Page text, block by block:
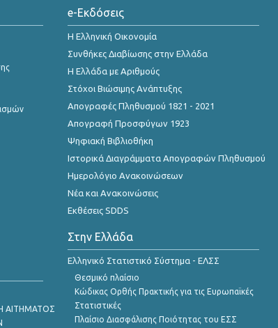
ΑΙΤΗΜΑΤΟΣ
e-Εκδόσεις
Η Ελληνική Οικονομία
Συνθήκες Διαβίωσης στην Ελλάδα
Η Ελλάδα με Αριθμούς
Στόχοι Βιώσιμης Ανάπτυξης
Απογραφές Πληθυσμού 1821 - 2021
Απογραφή Προσφύγων 1923
Ψηφιακή Βιβλιοθήκη
Ιστορικά Διαγράμματα Απογραφών Πληθυσμού
Ημερολόγιο Ανακοινώσεων
Νέα και Ανακοινώσεις
Εκθέσεις SDDS
Στην Ελλάδα
Ελληνικό Στατιστικό Σύστημα - ΕΛΣΣ
Θεσμικό πλαίσιο
Κώδικας Ορθής Πρακτικής για τις Ευρωπαϊκές
Στατιστικές
Πλαίσιο Διασφάλισης Ποιότητας του ΕΣΣ